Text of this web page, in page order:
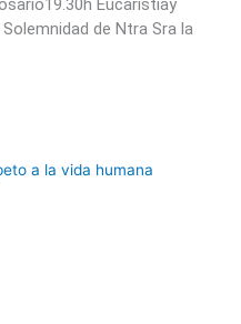
Eucaristíay
de Ntra Sra la